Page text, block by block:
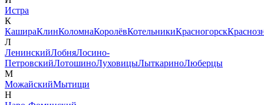
Истра
К
КашираКлинКоломнаКоролёвКотельникиКрасногорск
Л
ЛенинскийЛобняЛосино-
ПетровскийЛотошиноЛуховицыЛыткариноЛюберцы
М
МожайскийМытищи
Н